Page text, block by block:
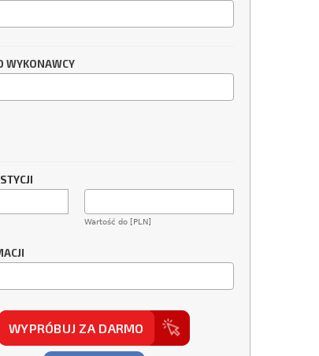
WYKONAWCY
Wartość do [PLN]
WYPRÓBUJ ZA DARMO